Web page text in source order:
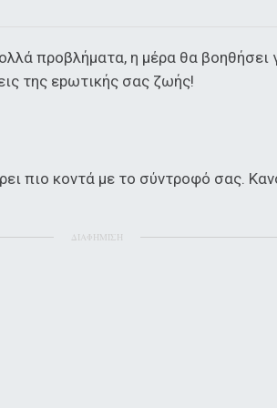
προβλήματα, η μέρα θα βοηθήσει
της εpωτικής σας ζωής!
πιο κοντά με το σύντροφό σας.
ΔΙΑΦΗΜΙΣΗ